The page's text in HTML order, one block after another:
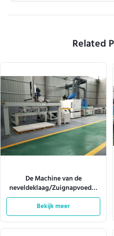
Related
De Machine van de
neveldeklaag/Zuignapvoeder
10m/Min
Bekijk meer